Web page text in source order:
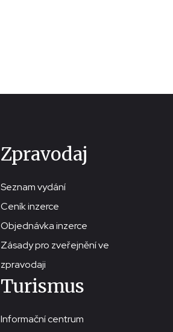
Zpravodaj
Seznam vydání
Ceník inzerce
Objednávka inzerce
Zásady pro zveřejnění ve
zpravodaji
Turismus
Informační centrum